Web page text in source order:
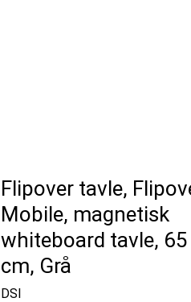
Flipover tavle,
Mobile, magnetisk
whiteboard tavle,
cm, Grå
DSI